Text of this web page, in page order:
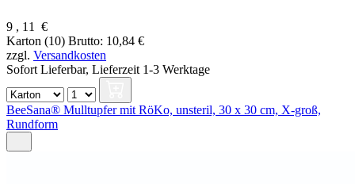
9 , 11
€
Karton (10) Brutto: 10,84 €
zzgl. Versandkosten
Sofort Lieferbar, Lieferzeit 1-3 Werktage
BeeSana® Mulltupfer mit RöKo, unsteril, 30 x 30 cm, X-groß,
Rundform